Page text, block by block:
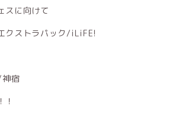
スに向けて
クストラパック/iLiFE!
宿